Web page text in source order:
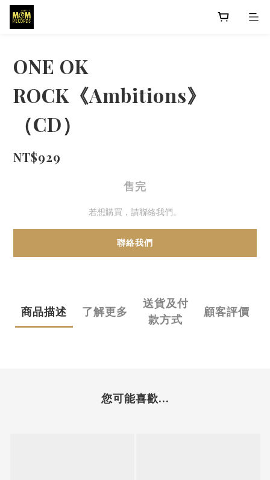
ONE OK
ROCK《Ambitions》
（CD）
NT$929
售完
若想購買，請聯絡我們。
聯絡我們
商品描述 了解更多
送貨及付
款方式
顧客評價
您可能喜歡...